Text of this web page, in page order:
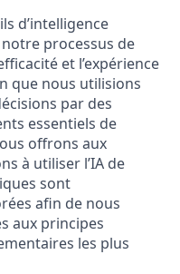
d’intelligence
processus de
et l’expérience
que nous utilisions
par des
essentiels de
offrons aux
à utiliser l’IA de
sont
afin de nous
aux principes
les plus